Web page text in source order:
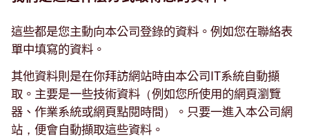
這些都是您主動向本公司登錄的資料。例如您在聯絡表
單中填寫的資料。
其他資料則是在你拜訪網站時由本公司IT系統自動擷
取。主要是一些技術資料（例如您所使用的網頁瀏覽
器、作業系統或網頁點閱時間）。只要一進入本公司網
站，便會自動擷取這些資料。